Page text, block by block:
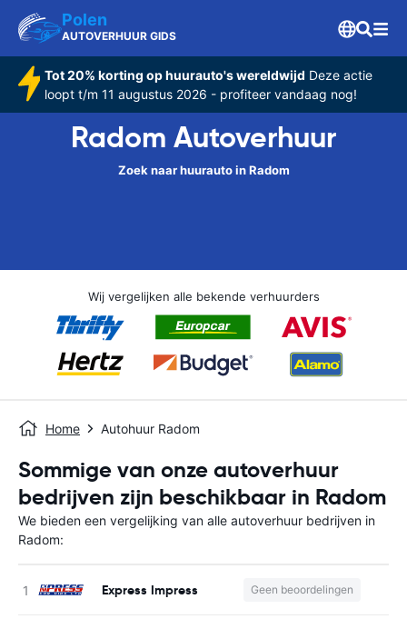
Polen
AUTOVERHUUR GIDS
Tot 20% korting op huurauto's wereldwijd Deze actie
loopt t/m 11 augustus 2026 - profiteer vandaag nog!
Radom Autoverhuur
Zoek naar huurauto in Radom
Wij vergelijken alle bekende verhuurders
Home Autohuur Radom
Sommige van onze autoverhuur
bedrijven zijn beschikbaar in Radom
We bieden een vergelijking van alle autoverhuur bedrijven in
Radom:
Express Impress Geen beoordelingen